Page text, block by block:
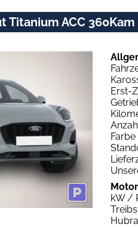
Titanium ACC
Erst-
Farbe
kW /